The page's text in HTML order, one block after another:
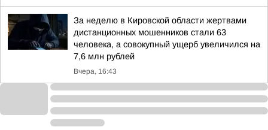
За неделю в Кировской области жертвами
дистанционных мошенников стали 63
человека, а совокупный ущерб увеличился на
7,6 млн рублей
Вчера, 16:43